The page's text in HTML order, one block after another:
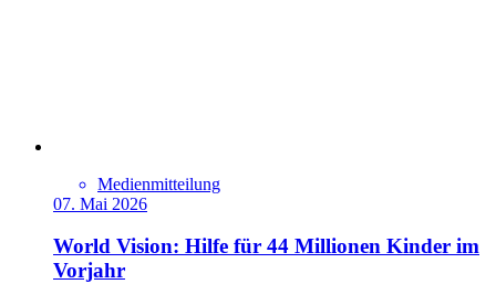
Medienmitteilung
07. Mai 2026
World Vision: Hilfe für 44 Millionen Kinder im
Vorjahr